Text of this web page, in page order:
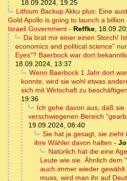
18.09.2024, 19:25
Lithium Backup Akku plus: Eine
Gold Apollo is going to launch a
Israeli Government - Reffke,
Da brat mir einer einen Storch!
economics and political science"
Eyes"? Baerbock war dort
18.09.2024, 13:37
Wenn Baerbock 1 Jahr dort
konnte, wird sie wohl etwas
sich mit Wirtschaft zu
19:36
Ich gehe davon aus, daß sie
verschwiegenen Bereich
19.09.2024, 08:40
Sie hat ja gesagt, sie zieht
ihre Wähler davon halten -
Natürlich hat die eine
Leute wie sie. Ähnlich dem
auch immer wieder
muss, wird man ihr auf